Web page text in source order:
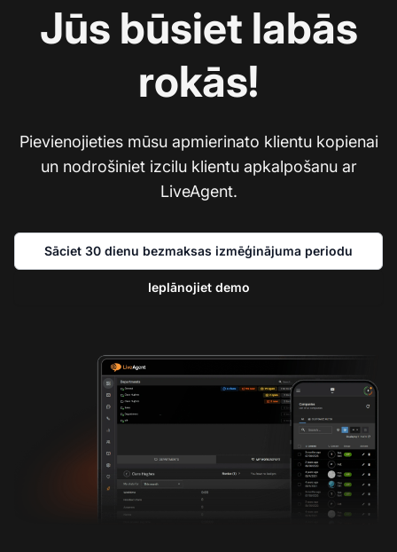
Jūs būsiet labās
rokās!
Pievienojieties mūsu apmierinato klientu kopienai
un nodrošiniet izcilu klientu apkalpošanu ar
LiveAgent.
Sāciet 30 dienu bezmaksas izmēģinājuma periodu
Ieplānojiet demo